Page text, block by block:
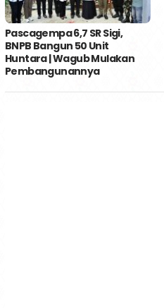
Pascagempa 6,7 SR Sigi,
BNPB Bangun 50 Unit
Huntara | Wagub Mulakan
Pembangunannya